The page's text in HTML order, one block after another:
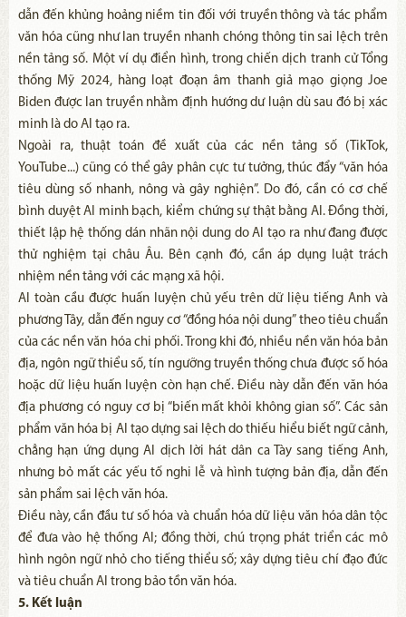
dẫn đến khủng hoảng niềm tin đối với truyền thông và tác phẩm
văn hóa cũng như lan truyền nhanh chóng thông tin sai lệch trên
nền tảng số. Một ví dụ điển hình, trong chiến dịch tranh cử Tổng
thống Mỹ 2024, hàng loạt đoạn âm thanh giả mạo giọng Joe
Biden được lan truyền nhằm định hướng dư luận dù sau đó bị xác
minh là do AI tạo ra.
Ngoài ra, thuật toán đề xuất của các nền tảng số (TikTok,
YouTube...) cũng có thể gây phân cực tư tưởng, thúc đẩy “văn hóa
tiêu dùng số nhanh, nông và gây nghiện”. Do đó, cần có cơ chế
bình duyệt AI minh bạch, kiểm chứng sự thật bằng AI. Đồng thời,
thiết lập hệ thống dán nhãn nội dung do AI tạo ra như đang được
thử nghiệm tại châu Âu. Bên cạnh đó, cần áp dụng luật trách
nhiệm nền tảng với các mạng xã hội.
AI toàn cầu được huấn luyện chủ yếu trên dữ liệu tiếng Anh và
phương Tây, dẫn đến nguy cơ “đồng hóa nội dung” theo tiêu chuẩn
của các nền văn hóa chi phối. Trong khi đó, nhiều nền văn hóa bản
địa, ngôn ngữ thiểu số, tín ngưỡng truyền thống chưa được số hóa
hoặc dữ liệu huấn luyện còn hạn chế. Điều này dẫn đến văn hóa
địa phương có nguy cơ bị “biến mất khỏi không gian số”. Các sản
phẩm văn hóa bị AI tạo dựng sai lệch do thiếu hiểu biết ngữ cảnh,
chẳng hạn ứng dụng AI dịch lời hát dân ca Tày sang tiếng Anh,
nhưng bỏ mất các yếu tố nghi lễ và hình tượng bản địa, dẫn đến
sản phẩm sai lệch văn hóa.
Điều này, cần đầu tư số hóa và chuẩn hóa dữ liệu văn hóa dân tộc
để đưa vào hệ thống AI; đồng thời, chú trọng phát triển các mô
hình ngôn ngữ nhỏ cho tiếng thiểu số; xây dựng tiêu chí đạo đức
và tiêu chuẩn AI trong bảo tồn văn hóa.
5. Kết luận